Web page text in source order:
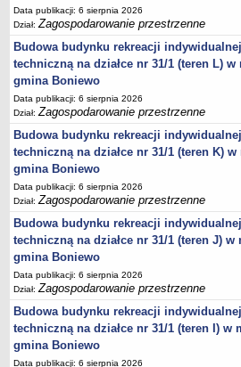
Podmioty uprawnione do świadczenia
Podmioty realizujące usługi integracji
Wykaz usług społecznych
Plan utrwalania rezultatów
FUNDUSZ WSPARCIA
MIENIE KOMUNALNE
2006
2007
2008
2010
2009
POMOC PUBLICZNA
ŚRODOWISKU I JEGO OCHRONIE
Pliki do pobrania
Udostepnianie informacji o środowisku
Informacja o wykazie
Data publikacji: 6 sierpnia 2026
Dział:Zagospodarowanie przestrzenne
Budowa budynku rekreacji
techniczną na działce nr 31/1 (teren L)
gmina Boniewo
Data publikacji: 6 sierpnia 2026
Dział:Zagospodarowanie przestrzenne
Budowa budynku rekreacji
techniczną na działce nr 31/1 (teren K)
gmina Boniewo
Data publikacji: 6 sierpnia 2026
Dział:Zagospodarowanie przestrzenne
Budowa budynku rekreacji
techniczną na działce nr 31/1 (teren J)
gmina Boniewo
Data publikacji: 6 sierpnia 2026
Dział:Zagospodarowanie przestrzenne
Budowa budynku rekreacji
techniczną na działce nr 31/1 (teren I) w
gmina Boniewo
Data publikacji: 6 sierpnia 2026